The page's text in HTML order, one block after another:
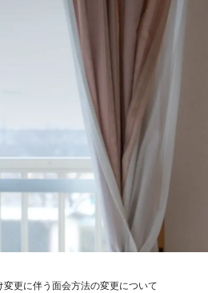
更に伴う面会方法の変更について